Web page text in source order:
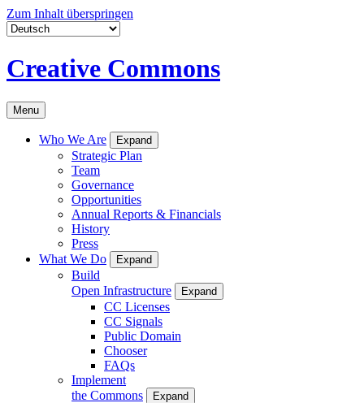
Zum Inhalt überspringen
Creative Commons
Menu
Who We Are Expand
Strategic Plan
Team
Governance
Opportunities
Annual Reports & Financials
History
Press
What We Do
Expand
Build
Open Infrastructure
Expand
CC Licenses
CC Signals
Public Domain
Chooser
FAQs
Implement
the Commons
Expand